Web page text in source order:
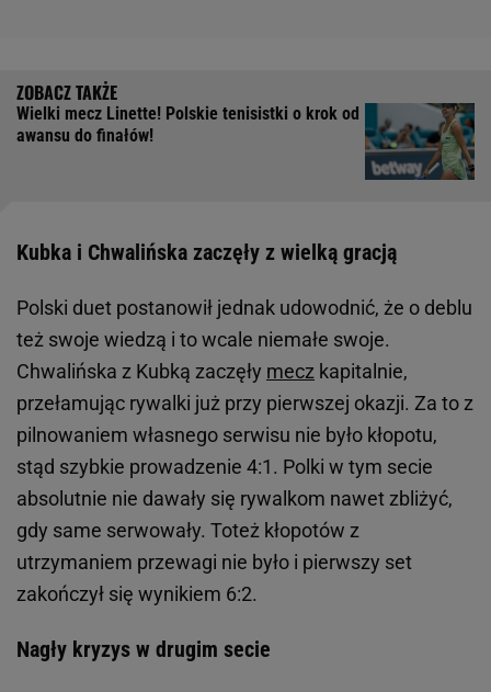
Wielki mecz Linette! Polskie tenisistki o krok od
awansu do finałów!
Kubka i Chwalińska zaczęły z wielką gracją
Polski duet postanowił jednak udowodnić, że o deblu
też swoje wiedzą i to wcale niemałe swoje.
Chwalińska z Kubką zaczęły mecz kapitalnie,
przełamując rywalki już przy pierwszej okazji. Za to z
pilnowaniem własnego serwisu nie było kłopotu,
stąd szybkie prowadzenie 4:1. Polki w tym secie
absolutnie nie dawały się rywalkom nawet zbliżyć,
gdy same serwowały. Toteż kłopotów z
utrzymaniem przewagi nie było i pierwszy set
zakończył się wynikiem 6:2.
Nagły kryzys w drugim secie